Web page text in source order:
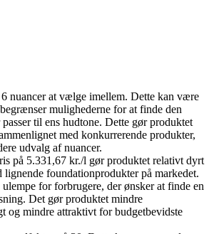
nuancer at vælge imellem. Dette kan være
mulighederne for at finde den
til ens hudtone. Dette gør produktet
med konkurrerende produkter,
udvalg af nuancer.
på 5.331,67 kr./l gør produktet relativt dyrt
lignende foundationprodukter på markedet.
for forbrugere, der ønsker at finde en
Det gør produktet mindre
og mindre attraktivt for budgetbevidste